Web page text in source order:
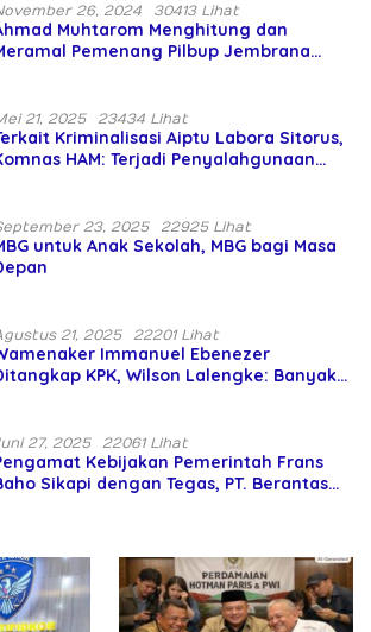
26, 2024 30413 Lihat
Muhtarom Menghitung dan
Pemenang Pilbup Jembrana
21, 2025 23434 Lihat
Kriminalisasi Aiptu Labora Sitorus,
HAM: Terjadi Penyalahgunaan
23, 2025 22925 Lihat
untuk Anak Sekolah, MBG bagi Masa
21, 2025 22201 Lihat
Immanuel Ebenezer
KPK, Wilson Lalengke: Banyak
27, 2025 22061 Lihat
Kebijakan Pemerintah Frans
Sikapi dengan Tegas, PT. Berantas